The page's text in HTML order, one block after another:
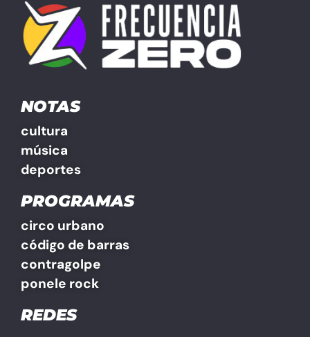
NOTAS
cultura
música
deportes
PROGRAMAS
circo urbano
código de barras
contragolpe
ponele rock
REDES